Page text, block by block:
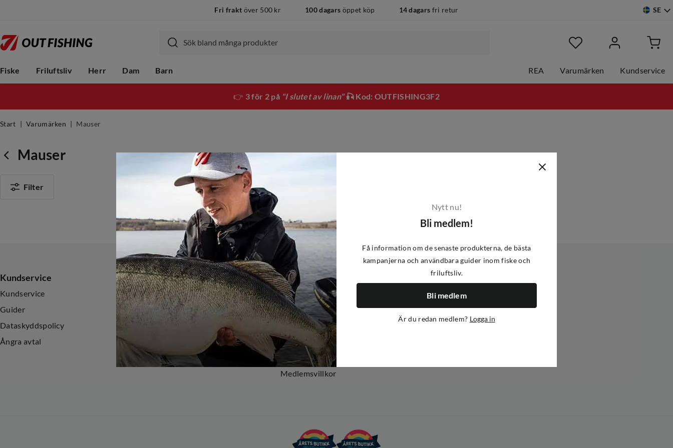
Fri frakt över 500 kr 100 dagars öppet köp 14 dagars fri retur SE
Fiske Friluftsliv Herr Dam Barn REA Varumärken Kundservice
👉 3 för 2 på "I slutet av linan"🎣 Kod: OUTFISHING3F2
Start Varumärken Mauser
Mauser
Filter
Kundservice
Kundservice
Guider
Dataskyddspolicy
Ångra avtal
Sortiment
Nyheter
Kampanjer
Om oss
Om Out Fishing
Operation Goksjø
Hållbarhet
Öppenhet
Kundklubb
Medlemsvillkor
Nytt nu!
Bli medlem!
Få information om de senaste produkterna, de bästa
kampanjerna och användbara guider inom fiske och
friluftsliv.
Bli medlem
Är du redan medlem? Logga in